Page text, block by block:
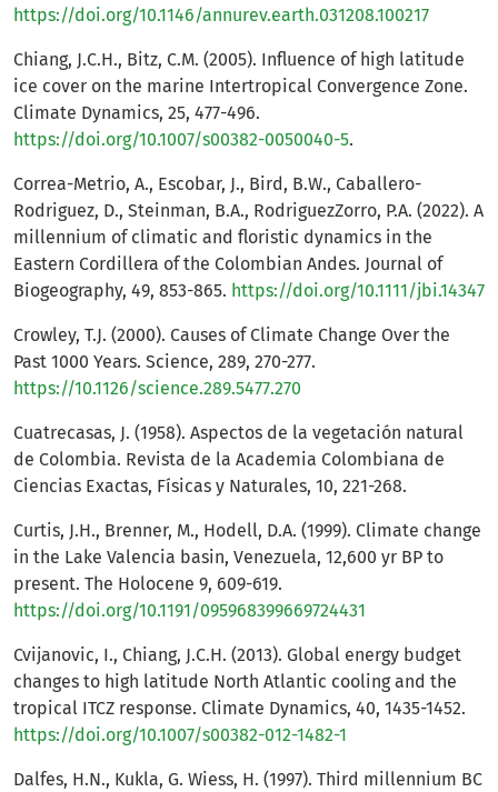
https://doi.org/10.1146/annurev.earth.031208.100217
Chiang, J.C.H., Bitz, C.M. (2005). Influence of high latitude
ice cover on the marine Intertropical Convergence Zone.
Climate Dynamics, 25, 477-496.
https://doi.org/10.1007/s00382-0050040-5.
Correa-Metrio, A., Escobar, J., Bird, B.W., Caballero-
Rodriguez, D., Steinman, B.A., RodriguezZorro, P.A. (2022). A
millennium of climatic and floristic dynamics in the
Eastern Cordillera of the Colombian Andes. Journal of
Biogeography, 49, 853-865. https://doi.org/10.1111/jbi.14347
Crowley, T.J. (2000). Causes of Climate Change Over the
Past 1000 Years. Science, 289, 270-277.
https://10.1126/science.289.5477.270
Cuatrecasas, J. (1958). Aspectos de la vegetación natural
de Colombia. Revista de la Academia Colombiana de
Ciencias Exactas, Físicas y Naturales, 10, 221-268.
Curtis, J.H., Brenner, M., Hodell, D.A. (1999). Climate change
in the Lake Valencia basin, Venezuela, 12,600 yr BP to
present. The Holocene 9, 609-619.
https://doi.org/10.1191/095968399669724431
Cvijanovic, I., Chiang, J.C.H. (2013). Global energy budget
changes to high latitude North Atlantic cooling and the
tropical ITCZ response. Climate Dynamics, 40, 1435-1452.
https://doi.org/10.1007/s00382-012-1482-1
Dalfes, H.N., Kukla, G. Wiess, H. (1997). Third millennium BC